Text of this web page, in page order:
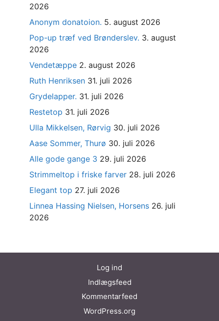
2026
Anonym donatoion. 5. august 2026
Pop-up træf ved Brønderslev. 3. august
2026
Vendetæppe 2. august 2026
Ruth Henriksen 31. juli 2026
Grydelapper. 31. juli 2026
Restetop 31. juli 2026
Ulla Mikkelsen, Rørvig 30. juli 2026
Aase Sommer, Thurø 30. juli 2026
Alle gode gange 3 29. juli 2026
Strimmeltop i friske farver 28. juli 2026
Elegant top 27. juli 2026
Linnea Hassing Nielsen, Horsens 26. juli
2026
Log ind
Indlægsfeed
Kommentarfeed
WordPress.org